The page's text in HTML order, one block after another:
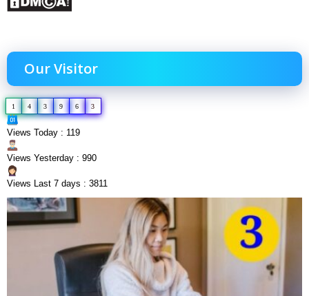
Our Visitor
1 4 3 9 6 3
Views Today : 119
Views Yesterday : 990
Views Last 7 days : 3811